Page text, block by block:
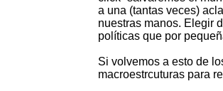
a una (tantas veces)
nuestras manos. Elegir
políticas que por
Si volvemos a esto de
macroestrcuturas para